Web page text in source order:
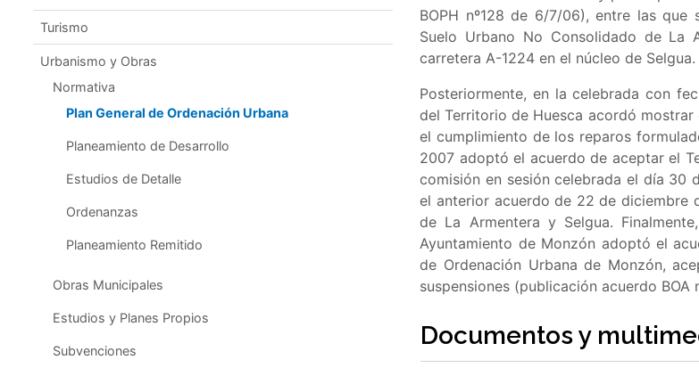
Turismo
Urbanismo y Obras
Normativa
Plan General de Ordenación Urbana
Planeamiento de Desarrollo
Estudios de Detalle
Ordenanzas
Planeamiento Remitido
Obras Municipales
Estudios y Planes Propios
Subvenciones
BOPH nº128 de 6/7/06), entre las que
Suelo Urbano No Consolidado de La
carretera A-1224 en el núcleo de Selgua.
Posteriormente, en la celebrada con
del Territorio de Huesca acordó
el cumplimiento de los reparos
2007 adoptó el acuerdo de aceptar el
comisión en sesión celebrada el día 30
el anterior acuerdo de 22 de diciembre
de La Armentera y Selgua.
Ayuntamiento de Monzón adoptó el
de Ordenación Urbana de Monzón,
suspensiones (publicación acuerdo BOA
Documentos y